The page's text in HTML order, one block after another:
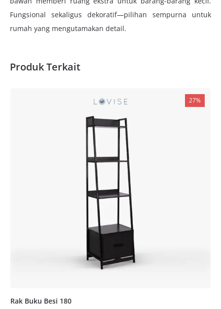
Fungsional sekaligus dekoratif—pilihan sempurna untuk
rumah yang mengutamakan detail.
Produk Terkait
27%
Rak Buku Besi 180